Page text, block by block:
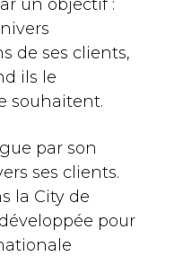
un objectif :
de ses clients,
ils le
souhaitent.
par son
ses clients.
la City de
pour